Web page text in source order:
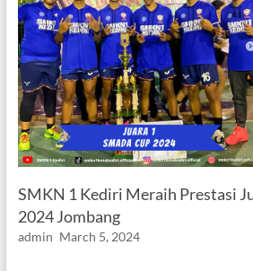
SMKN 1 Kediri Meraih Prestasi
2024 Jombang
admin March 5, 2024